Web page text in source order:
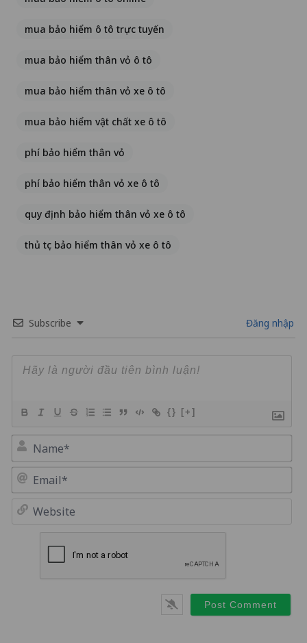
mua bảo hiểm ô tô trực tuyến
mua bảo hiểm thân vỏ ô tô
mua bảo hiểm thân vỏ xe ô tô
mua bảo hiểm vật chất xe ô tô
phí bảo hiểm thân vỏ
phí bảo hiểm thân vỏ xe ô tô
quy định bảo hiểm thân vỏ xe ô tô
thủ tục bảo hiểm thân vỏ xe ô tô
Subscribe Đăng nhập
{} [+]